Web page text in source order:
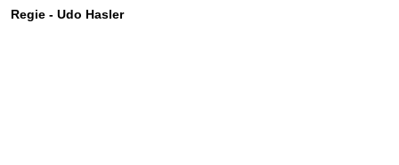
Regie - Udo Hasler